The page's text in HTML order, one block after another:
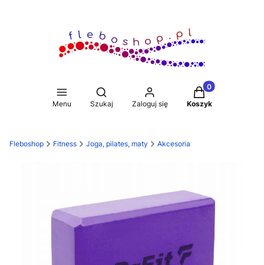
Menu
Otwórz wyszukiwarkę
Szukaj Zaloguj się
Produkty w
Koszyk
Fleboshop Fitness Joga, pilates, maty Akcesoria